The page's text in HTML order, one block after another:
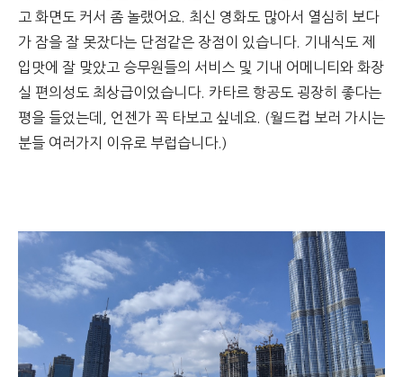
고 화면도 커서 좀 놀랬어요. 최신 영화도 많아서 열심히 보다
가 잠을 잘 못잤다는 단점같은 장점이 있습니다. 기내식도 제
입맛에 잘 맞았고 승무원들의 서비스 및 기내 어메니티와 화장
실 편의성도 최상급이었습니다. 카타르 항공도 굉장히 좋다는
평을 들었는데, 언젠가 꼭 타보고 싶네요. (월드컵 보러 가시는
분들 여러가지 이유로 부럽습니다.)